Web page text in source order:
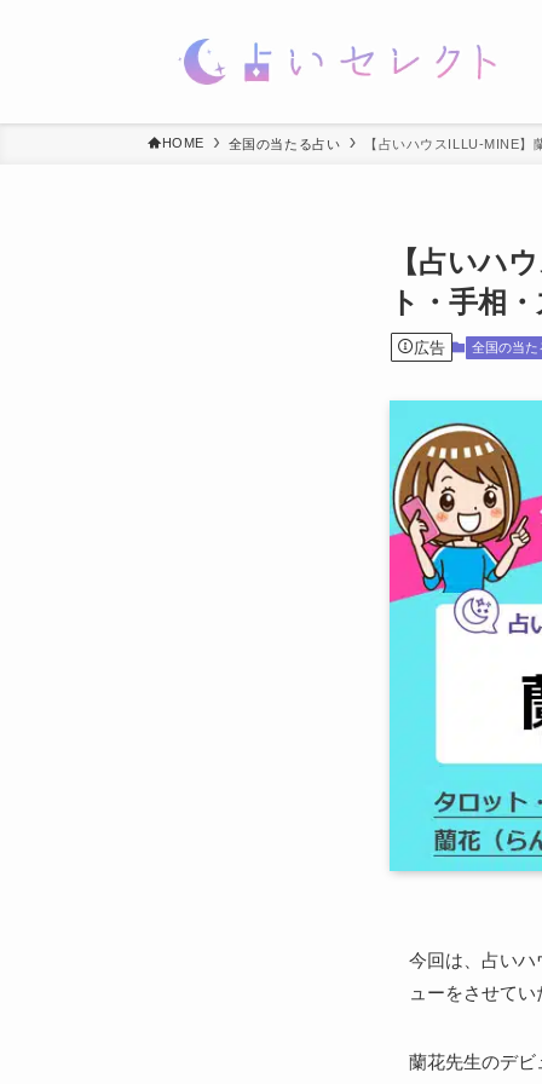
HOME 全国の当たる占い 【占いハウスILLU-MINE
【占いハ
ト・手相
広告 全国の当た
今回は、占いハ
ューをさせて
蘭花先生のデ